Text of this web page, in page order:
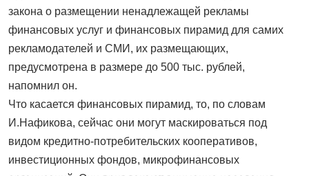
закона о размещении ненадлежащей рекламы
финансовых услуг и финансовых пирамид для самих
рекламодателей и СМИ, их размещающих,
предусмотрена в размере до 500 тыс. рублей,
напомнил он.
Что касается финансовых пирамид, то, по словам
И.Нафикова, сейчас они могут маскироваться под
видом кредитно-потребительских кооперативов,
инвестиционных фондов, микрофинансовых